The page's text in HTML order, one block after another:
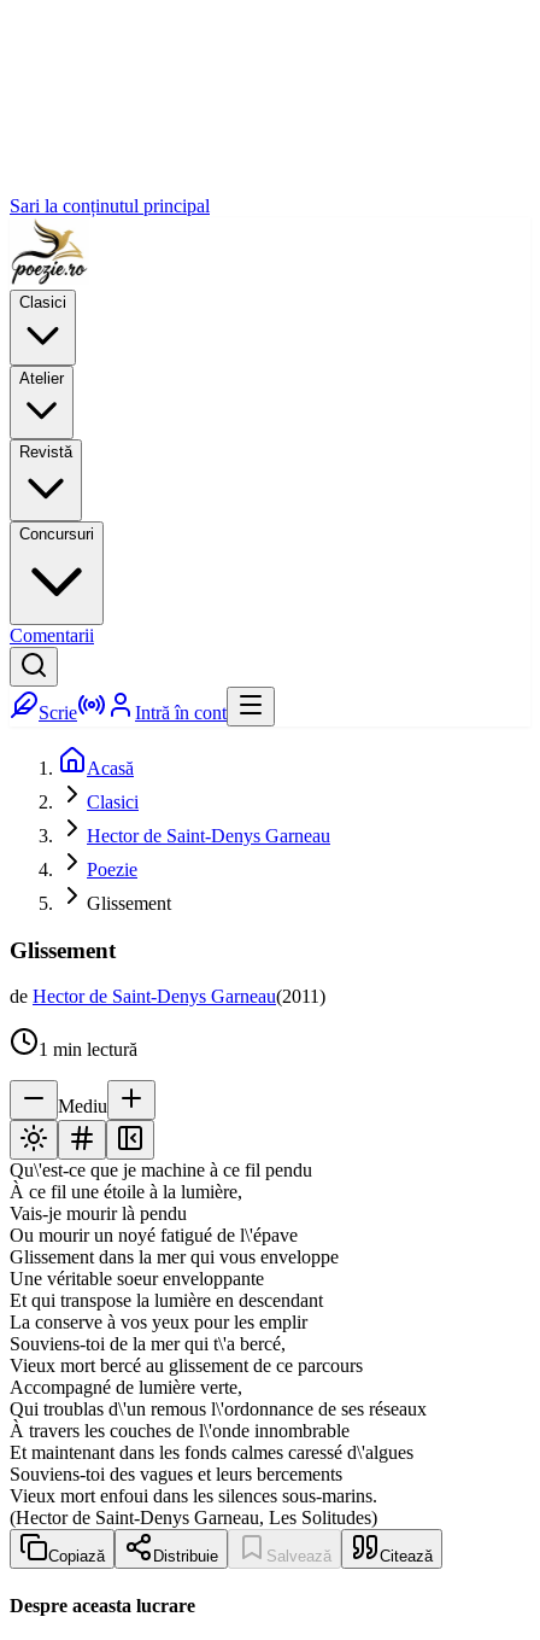
Sari la conținutul principal
Clasici
Atelier
Revistă
Concursuri
Comentarii
Scrie Intră în cont
Acasă
Clasici
Hector de Saint-Denys Garneau
Poezie
Glissement
Glissement
de Hector de Saint-Denys Garneau(2011)
1 min lectură
Mediu
Qu\'est-ce que je machine à ce fil pendu
À ce fil une étoile à la lumière,
Vais-je mourir là pendu
Ou mourir un noyé fatigué de l\'épave
Glissement dans la mer qui vous enveloppe
Une véritable soeur enveloppante
Et qui transpose la lumière en descendant
La conserve à vos yeux pour les emplir
Souviens-toi de la mer qui t\'a bercé,
Vieux mort bercé au glissement de ce parcours
Accompagné de lumière verte,
Qui troublas d\'un remous l\'ordonnance de ses réseaux
À travers les couches de l\'onde innombrable
Et maintenant dans les fonds calmes caressé d\'algues
Souviens-toi des vagues et leurs bercements
Vieux mort enfoui dans les silences sous-marins.
(Hector de Saint-Denys Garneau, Les Solitudes)
Copiază Distribuie Salvează Citează
Despre aceasta lucrare